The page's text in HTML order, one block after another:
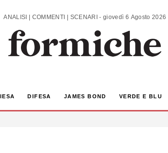
ANALISI | COMMENTI | SCENARI - giovedì 6 Agosto 2026
DIFESA JAMES BOND VERDE E BLU